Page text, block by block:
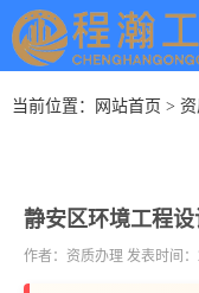
当前位置： 网站首页 >
静安区环境工程
作者：资质办理 发表时间